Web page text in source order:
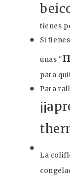
tienes
Si
unas "
para
Para
La